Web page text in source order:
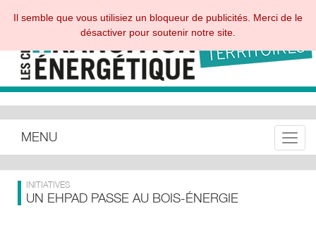
MENU
INITIATIVES
UN EHPAD PASSE AU BOIS-ÉNERGIE
Il semble que vous utilisiez un bloqueur de publicités. Merci de le
désactiver pour soutenir notre site.